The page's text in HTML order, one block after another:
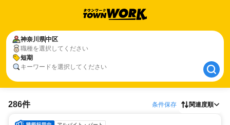
神奈川県中区
職種を選択してください
短期
キーワードを選択してください
神奈川県中区
短期
286件 条件保存 関連度順